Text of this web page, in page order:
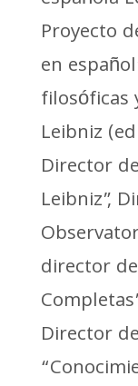
Proyecto
en
filosóficas
Leibniz
Director
Leibniz”,
director
Director